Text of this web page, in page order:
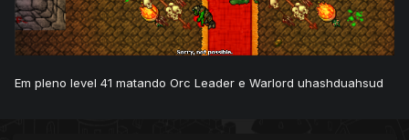
Em pleno level 41 matando Orc Leader e Warlord uhashduahsud